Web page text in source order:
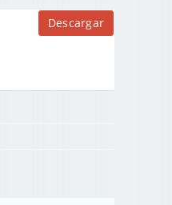
Descargar